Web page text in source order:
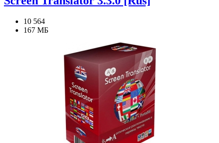
10 564
167 МБ